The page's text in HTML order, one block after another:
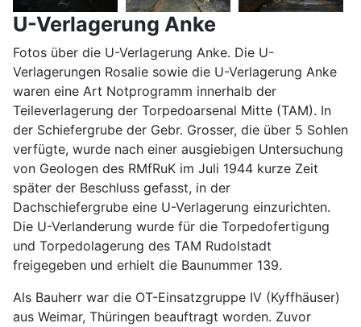
U-Verlagerung Anke
Fotos über die U-Verlagerung Anke. Die U-
Verlagerungen Rosalie sowie die U-Verlagerung Anke
waren eine Art Notprogramm innerhalb der
Teileverlagerung der Torpedoarsenal Mitte (TAM). In
der Schiefergrube der Gebr. Grosser, die über 5 Sohlen
verfügte, wurde nach einer ausgiebigen Untersuchung
von Geologen des RMfRuK im Juli 1944 kurze Zeit
später der Beschluss gefasst, in der
Dachschiefergrube eine U-Verlagerung einzurichten.
Die U-Verlanderung wurde für die Torpedofertigung
und Torpedolagerung des TAM Rudolstadt
freigegeben und erhielt die Baunummer 139.
Als Bauherr war die OT-Einsatzgruppe IV (Kyffhäuser)
aus Weimar, Thüringen beauftragt worden. Zuvor